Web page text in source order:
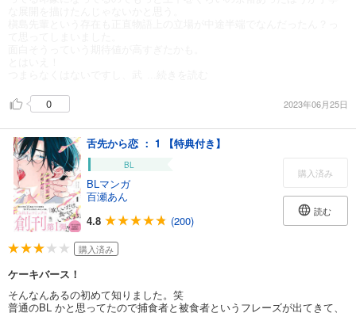
0 2023年06月25日
舌先から恋 ： 1 【特典付き】
BL
BLマンガ
百瀬あん
4.8
(200)
購入済み
読む
購入済み
ケーキバース！
そんなんあるの初めて知りました。笑
普通のBL かと思ってたので捕食者と被食者というフレーズが出てきて、